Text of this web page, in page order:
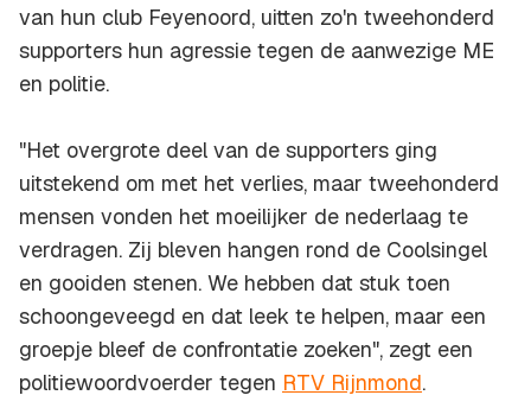
van hun club Feyenoord, uitten zo'n tweehonderd
supporters hun agressie tegen de aanwezige ME
en politie.
"Het overgrote deel van de supporters ging
uitstekend om met het verlies, maar tweehonderd
mensen vonden het moeilijker de nederlaag te
verdragen. Zij bleven hangen rond de Coolsingel
en gooiden stenen. We hebben dat stuk toen
schoongeveegd en dat leek te helpen, maar een
groepje bleef de confrontatie zoeken", zegt een
politiewoordvoerder tegen RTV Rijnmond.